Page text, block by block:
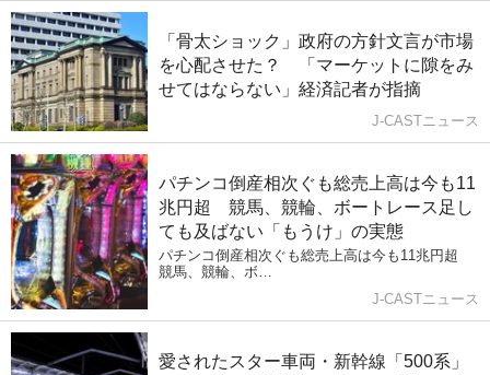
「骨太ショック」政府の方針文言が市場
を心配させた？ 「マーケットに隙をみ
せてはならない」経済記者が指摘
J-CASTニュース
パチンコ倒産相次ぐも総売上高は今も11
兆円超 競馬、競輪、ボートレース足し
ても及ばない「もうけ」の実態
パチンコ倒産相次ぐも総売上高は今も11兆円超
競馬、競輪、ボ…
J-CASTニュース
愛されたスター車両・新幹線「500系」